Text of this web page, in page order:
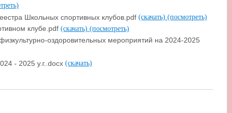
Школьных спортивных клубов.pdf (скачать) (посмотреть)
клубе.pdf (скачать) (посмотреть)
оздоровительных мероприятий на 2024-2025
- 2025 у.г..docx (скачать)